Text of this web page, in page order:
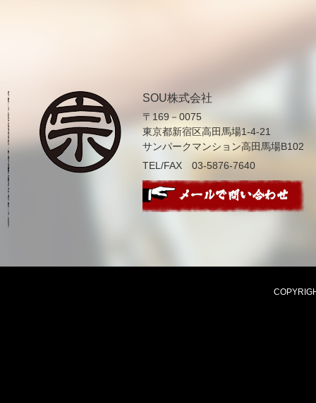
SOU株式会社
〒169－0075
東京都新宿区高田馬場1-4-21
サンパークマンション高田馬場B102
TEL/FAX 03-5876-7640